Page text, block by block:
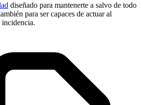
diseñado para mantenerte a salvo de todo
para ser capaces de actuar al
incidencia.